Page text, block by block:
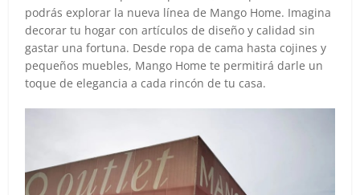
podrás explorar la nueva línea de Mango Home. Imagina
decorar tu hogar con artículos de diseño y calidad sin
gastar una fortuna. Desde ropa de cama hasta cojines y
pequeños muebles, Mango Home te permitirá darle un
toque de elegancia a cada rincón de tu casa.